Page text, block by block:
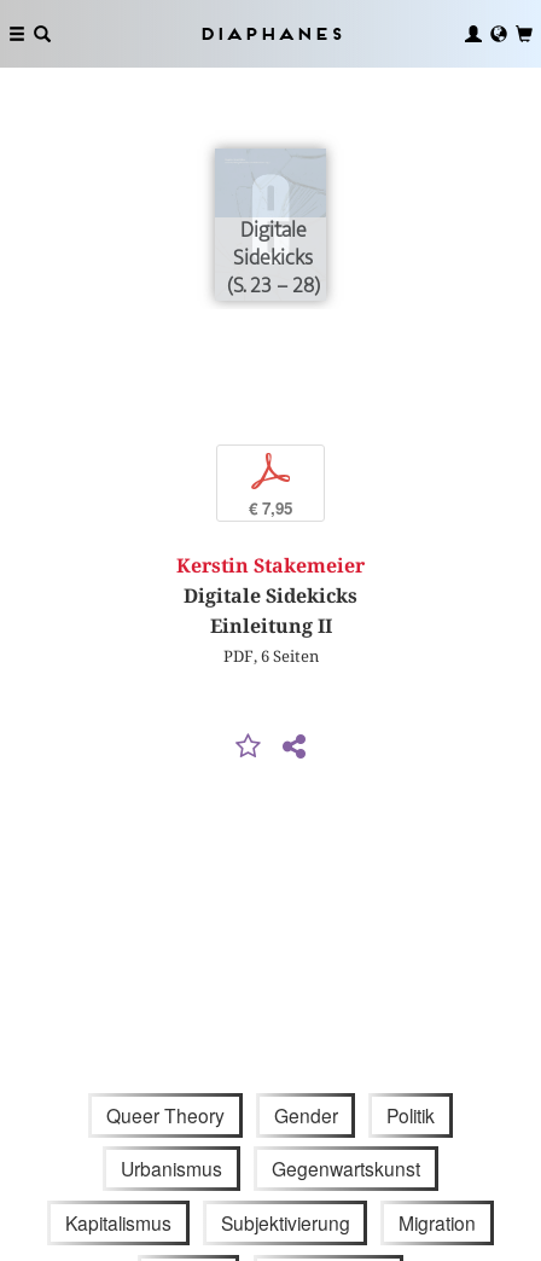
Diaphanes
Digitale
Sidekicks
(S. 23 – 28)
p
€ 7,95
Kerstin Stakemeier
Digitale Sidekicks
Einleitung II
PDF, 6 Seiten
Queer Theory Gender Politik
Urbanismus Gegenwartskunst
Kapitalismus Subjektivierung Migration